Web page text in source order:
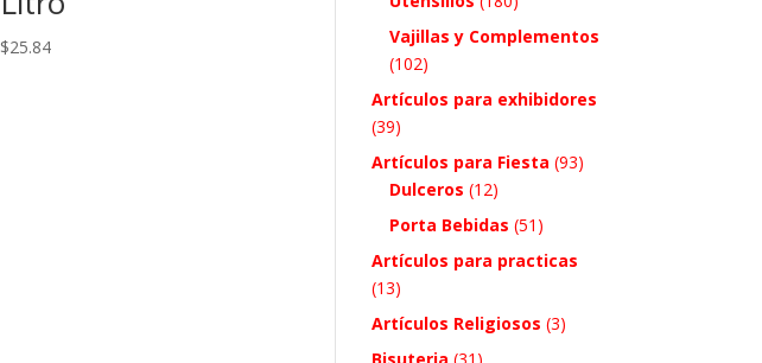
$25.84
Vajillas y Complementos
(102)
Artículos para exhibidores
(39)
Artículos para Fiesta (93)
Dulceros (12)
Porta Bebidas (51)
Artículos para practicas
(13)
Artículos Religiosos (3)